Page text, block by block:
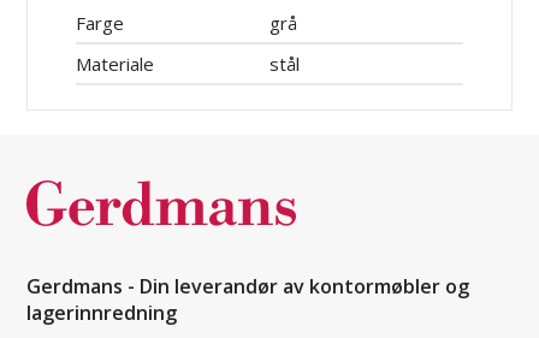
Farge
grå
Materiale
stål
Gerdmans - Din leverandør av kontormøbler og
lagerinnredning